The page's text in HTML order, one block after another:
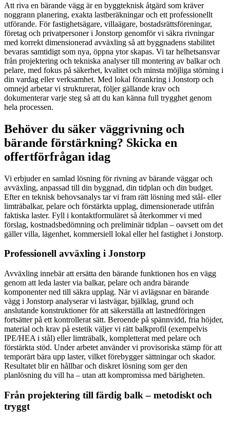
Att riva en bärande vägg är en byggteknisk åtgärd som kräver
noggrann planering, exakta lastberäkningar och ett professionellt
utförande. För fastighetsägare, villaägare, bostadsrättsföreningar,
företag och privatpersoner i Jonstorp genomför vi säkra rivningar
med korrekt dimensionerad avväxling så att byggnadens stabilitet
bevaras samtidigt som nya, öppna ytor skapas. Vi tar helhetsansvar
från projektering och tekniska analyser till montering av balkar och
pelare, med fokus på säkerhet, kvalitet och minsta möjliga störning i
din vardag eller verksamhet. Med lokal förankring i Jonstorp och
omnejd arbetar vi strukturerat, följer gällande krav och
dokumenterar varje steg så att du kan känna full trygghet genom
hela processen.
Behöver du säker väggrivning och
bärande förstärkning? Skicka en
offertförfrågan idag
Vi erbjuder en samlad lösning för rivning av bärande väggar och
avväxling, anpassad till din byggnad, din tidplan och din budget.
Efter en teknisk behovsanalys tar vi fram rätt lösning med stål- eller
limträbalkar, pelare och förstärkta upplag, dimensionerade utifrån
faktiska laster. Fyll i kontaktformuläret så återkommer vi med
förslag, kostnadsbedömning och preliminär tidplan – oavsett om det
gäller villa, lägenhet, kommersiell lokal eller hel fastighet i Jonstorp.
Professionell avväxling i Jonstorp
Avväxling innebär att ersätta den bärande funktionen hos en vägg
genom att leda laster via balkar, pelare och andra bärande
komponenter ned till säkra upplag. När vi avlägsnar en bärande
vägg i Jonstorp analyserar vi lastvägar, bjälklag, grund och
anslutande konstruktioner för att säkerställa att lastnedföringen
fortsätter på ett kontrollerat sätt. Beroende på spännvidd, fria höjder,
material och krav på estetik väljer vi rätt balkprofil (exempelvis
IPE/HEA i stål) eller limträbalk, kompletterat med pelare och
förstärkta stöd. Under arbetet använder vi provisoriska stämp för att
temporärt bära upp laster, vilket förebygger sättningar och skador.
Resultatet blir en hållbar och diskret lösning som ger den
planlösning du vill ha – utan att kompromissa med bärigheten.
Från projektering till färdig balk – metodiskt och
tryggt